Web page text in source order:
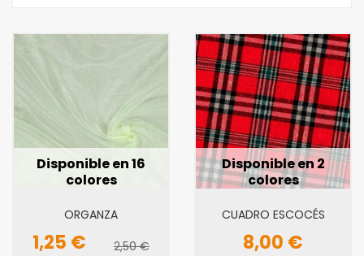
Disponible en 16
colores
ORGANZA
1,25 € 2,50 €
Disponible en 2
colores
CUADRO ESCOCÉS
8,00 €